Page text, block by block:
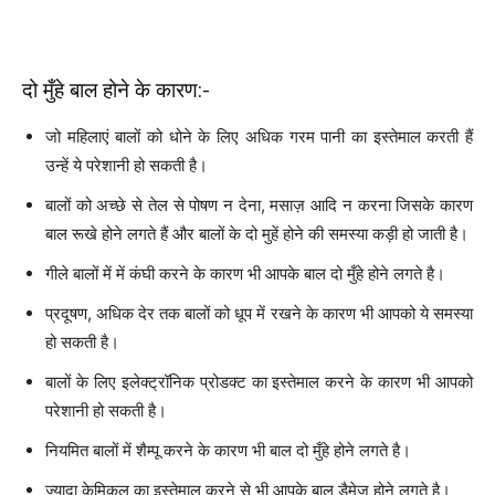
दो मुँहे बाल होने के कारण:-
जो महिलाएं बालों को धोने के लिए अधिक गरम पानी का इस्तेमाल करती हैं
उन्हें ये परेशानी हो सकती है।
बालों को अच्छे से तेल से पोषण न देना, मसाज़ आदि न करना जिसके कारण
बाल रूखे होने लगते हैं और बालों के दो मुहें होने की समस्या कड़ी हो जाती है।
गीले बालों में में कंघी करने के कारण भी आपके बाल दो मुँहे होने लगते है।
प्रदूषण, अधिक देर तक बालों को धूप में रखने के कारण भी आपको ये समस्या
हो सकती है।
बालों के लिए इलेक्ट्रॉनिक प्रोडक्ट का इस्तेमाल करने के कारण भी आपको
परेशानी हो सकती है।
नियमित बालों में शैम्पू करने के कारण भी बाल दो मुँहे होने लगते है।
ज्यादा केमिकल का इस्तेमाल करने से भी आपके बाल डैमेज होने लगते है।